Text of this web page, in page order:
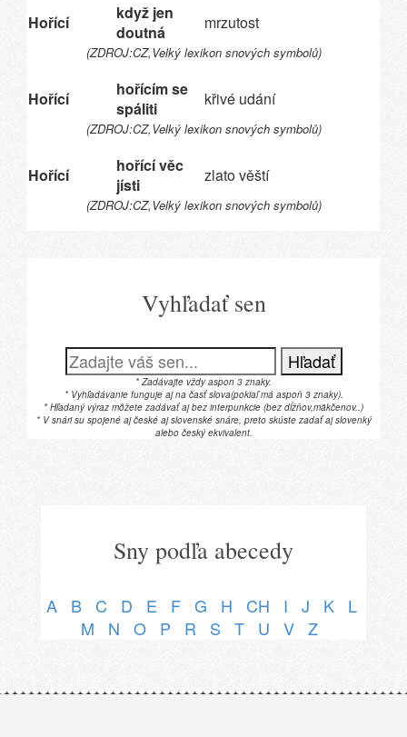
Hořící
když jen
doutná
mrzutost
(ZDROJ:CZ,Velký lexikon snových symbolů)
Hořící
hořícím se
spáliti
křivé udání
(ZDROJ:CZ,Velký lexikon snových symbolů)
Hořící
hořící věc
jísti
zlato věští
(ZDROJ:CZ,Velký lexikon snových symbolů)
Vyhľadať sen
Hľadať
* Zadávajte vždy aspon 3 znaky.
* Vyhľadávanie funguje aj na časť slova(pokiaľ má aspoň 3 znaky).
* Hľadaný výraz môžete zadávať aj bez interpunkcie (bez dĺžňov,mäkčenov..)
* V snári su spojené aj české aj slovenské snáre, preto skúste zadať aj slovenký
alebo český ekvivalent.
Sny podľa abecedy
A B C D E F G H CH I J K
L
M
N O P R S T U V Z